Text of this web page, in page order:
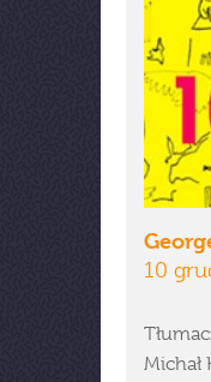
10
Michał